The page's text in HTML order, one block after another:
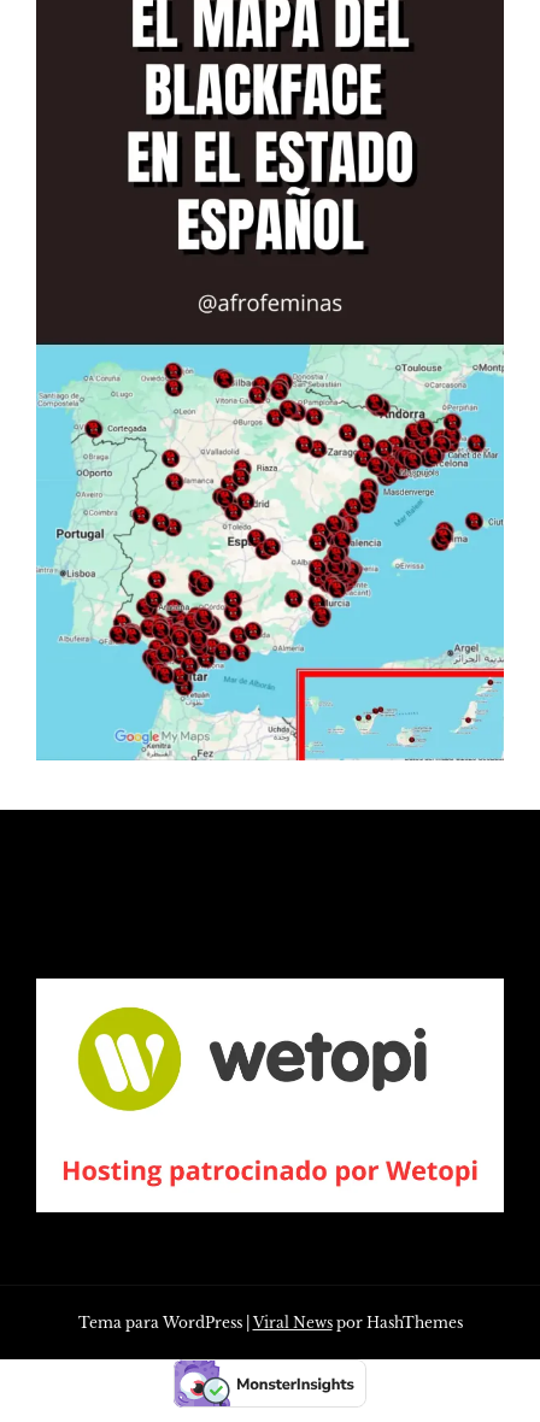
Tema para WordPress Viral Newspor HashThemes